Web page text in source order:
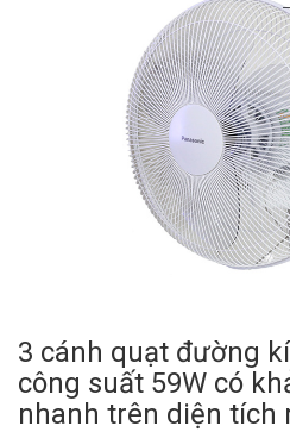
3 cánh quạt đường
công suất 59W có
nhanh trên diện tích